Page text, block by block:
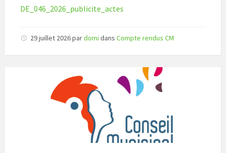
DE_046_2026_publicite_actes
29 juillet 2026pardomi dans Compte rendus CM